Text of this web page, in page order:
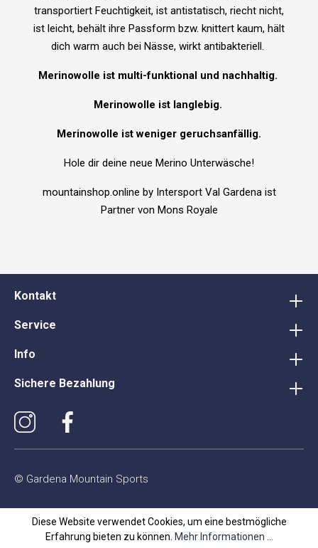
transportiert Feuchtigkeit, ist antistatisch, riecht nicht,
ist leicht, behält ihre Passform bzw. knittert kaum, hält
dich warm auch bei Nässe, wirkt antibakteriell.
Merinowolle ist multi-funktional und nachhaltig.
Merinowolle ist langlebig.
Merinowolle ist weniger geruchsanfällig.
Hole dir deine neue Merino Unterwäsche!
mountainshop.online by Intersport Val Gardena ist
Partner von Mons Royale
Kontakt
Service
Info
Sichere Bezahlung
© Gardena Mountain Sports
Diese Website verwendet Cookies, um eine bestmögliche
Erfahrung bieten zu können. Mehr Informationen ...